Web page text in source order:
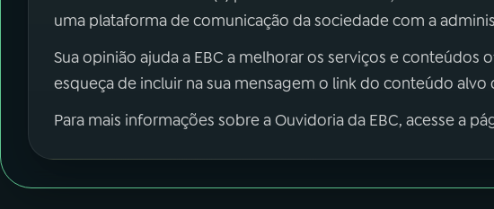
uma plataforma de comunicação da sociedade com a
Sua opinião ajuda a EBC a melhorar os serviços e conteúdos
esqueça de incluir na sua mensagem o link do conteúdo alvo
Para mais informações sobre a Ouvidoria da EBC, acesse a